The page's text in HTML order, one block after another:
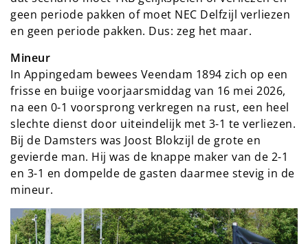
geen periode pakken of moet NEC Delfzijl verliezen
en geen periode pakken. Dus: zeg het maar.
Mineur
In Appingedam bewees Veendam 1894 zich op een
frisse en buiige voorjaarsmiddag van 16 mei 2026,
na een 0-1 voorsprong verkregen na rust, een heel
slechte dienst door uiteindelijk met 3-1 te verliezen.
Bij de Damsters was Joost Blokzijl de grote en
gevierde man. Hij was de knappe maker van de 2-1
en 3-1 en dompelde de gasten daarmee stevig in de
mineur.